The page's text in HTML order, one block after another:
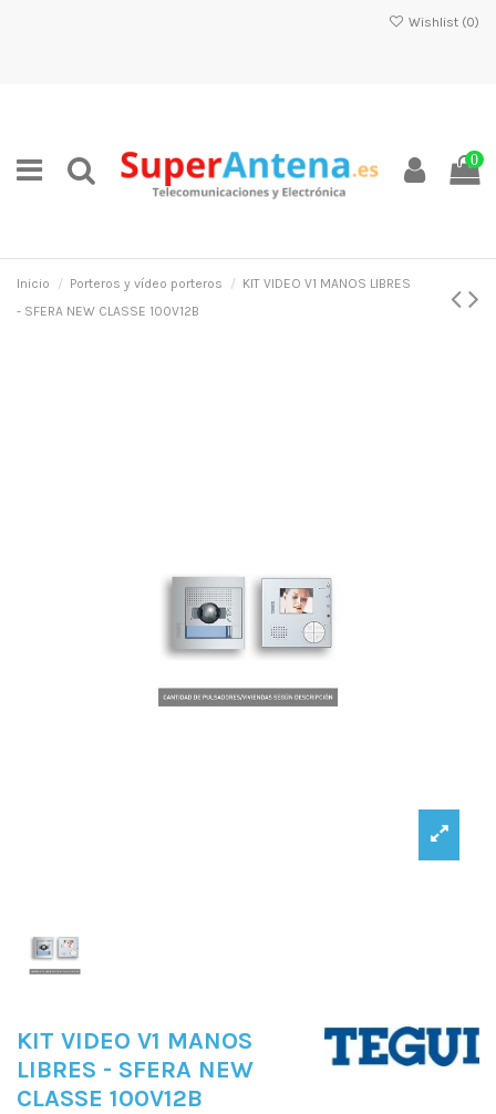
Wishlist (0)
0
Inicio Porteros y vídeo porteros
KIT VIDEO V1 MANOS LIBRES
- SFERA NEW CLASSE 100V12B
KIT VIDEO V1 MANOS
LIBRES - SFERA NEW
CLASSE 100V12B